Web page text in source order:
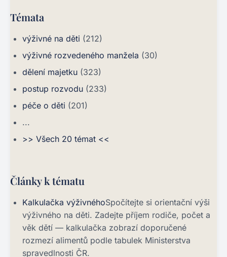
Témata
výživné na děti (212)
výživné rozvedeného manžela (30)
dělení majetku (323)
postup rozvodu (233)
péče o děti (201)
...
>> Všech 20 témat <<
Články k tématu
Kalkulačka výživnéhoSpočítejte si orientační výši
výživného na děti. Zadejte příjem rodiče, počet a
věk dětí — kalkulačka zobrazí doporučené
rozmezí alimentů podle tabulek Ministerstva
spravedlnosti ČR.